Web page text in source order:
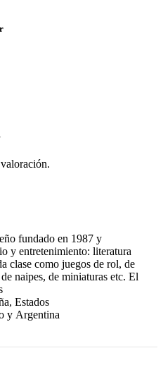
fundado en 1987 y
y entretenimiento: literatura
clase como juegos de rol, de
naipes, de miniaturas etc. El
Estados
y Argentina